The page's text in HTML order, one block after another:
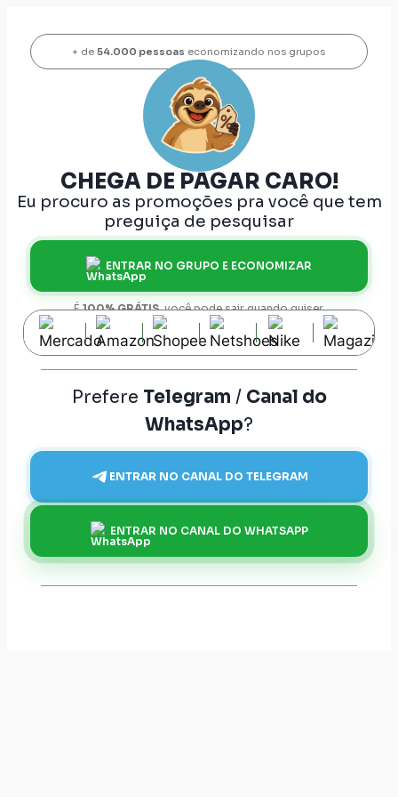
+ de54.000 pessoas economizando nos grupos
CHEGA DE PAGAR CARO!
Eu procuro as promoções pra você que tem
preguiça de pesquisar
ENTRAR NO GRUPO E ECONOMIZAR
É100% GRÁTIS, você pode sair quando quiser.
Prefere Telegram / Canal do
WhatsApp?
ENTRAR NO CANAL DO TELEGRAM
ENTRAR NO CANAL DO WHATSAPP